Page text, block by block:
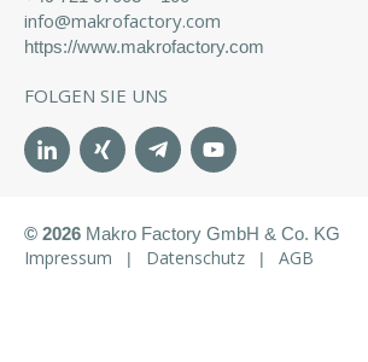
info@makrofactory.com
https://www.makrofactory.com
FOLGEN SIE UNS
© 2026 Makro Factory GmbH & Co. KG
Impressum | Datenschutz | AGB